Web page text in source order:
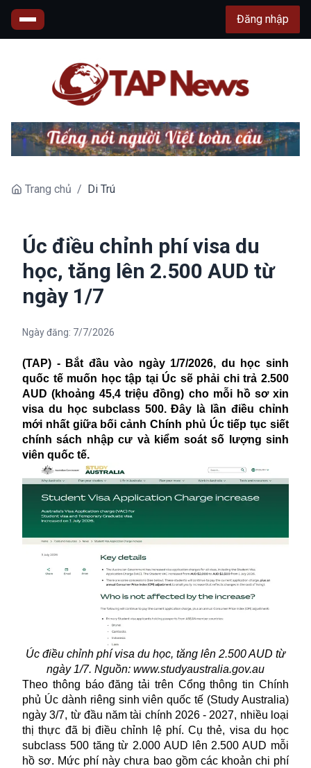
Đăng nhập
Trang chủ / Di Trú
Úc điều chỉnh phí visa du
học, tăng lên 2.500 AUD từ
ngày 1/7
Ngày đăng: 7/7/2026
(TAP) - Bắt đầu vào ngày 1/7/2026, du học sinh
quốc tế muốn học tập tại Úc sẽ phải chi trả 2.500
AUD (khoảng 45,4 triệu đồng) cho mỗi hồ sơ xin
visa du học subclass 500. Đây là lần điều chỉnh
mới nhất giữa bối cảnh Chính phủ Úc tiếp tục siết
chính sách nhập cư và kiểm soát số lượng sinh
viên quốc tế.
Úc điều chỉnh phí visa du học, tăng lên 2.500 AUD từ
ngày 1/7. Nguồn: www.studyaustralia.gov.au
Theo thông báo đăng tải trên Cổng thông tin Chính
phủ Úc dành riêng sinh viên quốc tế (Study Australia)
ngày 3/7, từ đầu năm tài chính 2026 - 2027, nhiều loại
thị thực đã bị điều chỉnh lệ phí. Cụ thẻ, visa du học
subclass 500 tăng từ 2.000 AUD lên 2.500 AUD mỗi
hồ sơ. Mức phí này chưa bao gồm các khoản chi phí